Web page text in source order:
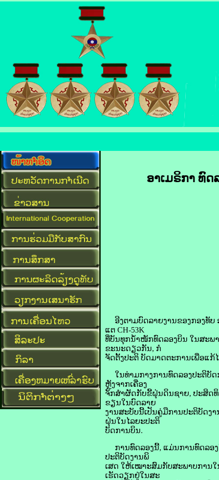
ອາເມຣິກາ ທົ
ອີງຕາມບົດລາຍງານຂອງກອງທັບ
ແຕ CH-53K
ທີ່ບັນທຸກນໍ້າໜັກທົດລອງບິນ ໃນສະພ
ຂະນະດຽວກັນ, ກໍ
ຈັດຕັ້ງປະຕິ ບັດມາດຕະການເພື່ອແ
ໃນທ່າມກາງການທົດລອງປະຕິບັດ
ຫຼັງຈາກເຄື່ອງ
ຈັກສໍາຜັດກັບຂີ້ຝຸ່ນດິນຊາຍ, ປະສິດທິ
ຂຽນໃນບົດລາຍ
ງານສະບັບນີ້ເປັນຄູ່ມືການປະຕິບັດງ
ຝຸ່ນໃນໄລຍະປະຕິ
ບັດການບິນ.
ການທົດລອງນີ້, ແມ່ນການທົດລອ
ປະຕິບັດງານພິ
ເສດ ໃຫ້ເໝາະສົມກັບສະພາບການ
ເຮັດວຽກຢູ່ໃນສະ